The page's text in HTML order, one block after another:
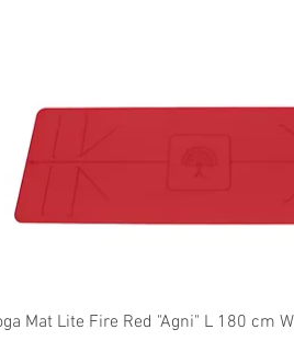
Snel overzicht
Mat Lite Fire Red "Agni" L 180 cm